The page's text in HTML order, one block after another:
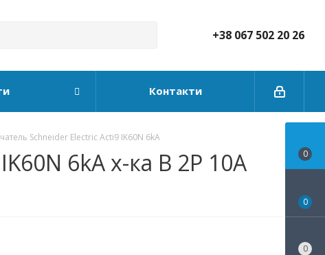
+38 067 502 20 26
Контакти
Schneider Electric Acti9 IK60N 6kA
6kA х-ка B 2P 10А 0
0
0